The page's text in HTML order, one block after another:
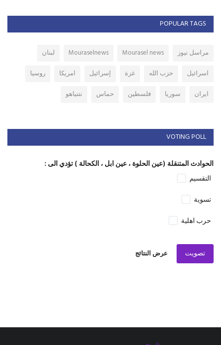
POPULAR TAGS
مراسل نيوز Mourasel news
Mouraselnews
لبنان
اسرائيل
حزب الله غزة إسرائيل امريكا
روسيا
ايران
سوريا فلسطين حماس نتنياهو
VOTING POLL
الحوادث المتنقلة (عين الحلوة ، عين ابل ، الكحالة ) تؤدي الى :
التقسيم
تسوية
حرب اهلية
تصويت عرض النتائج